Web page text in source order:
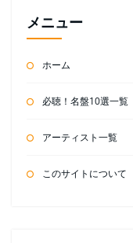
メニュー
ホーム
必聴！名盤10選一覧
アーティスト一覧
このサイトについて